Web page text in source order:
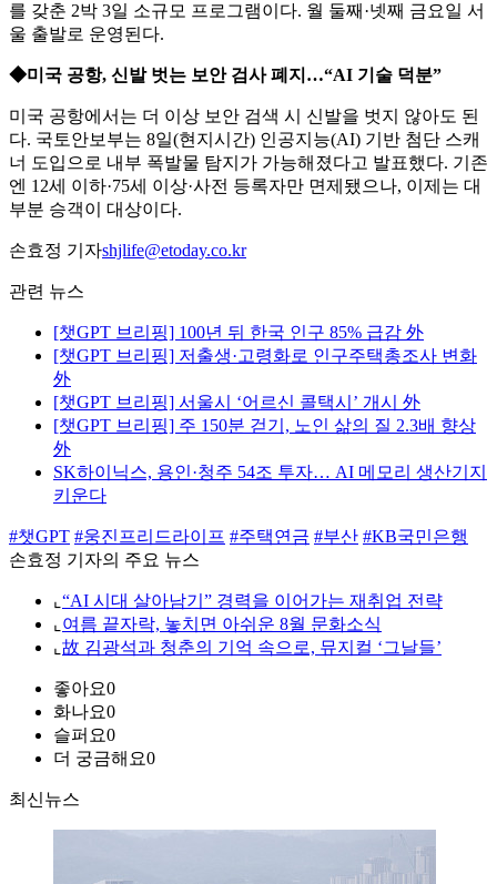
를 갖춘 2박 3일 소규모 프로그램이다. 월 둘째·넷째 금요일 서
울 출발로 운영된다.
◆미국 공항, 신발 벗는 보안 검사 폐지…“AI 기술 덕분”
미국 공항에서는 더 이상 보안 검색 시 신발을 벗지 않아도 된
다. 국토안보부는 8일(현지시간) 인공지능(AI) 기반 첨단 스캐
너 도입으로 내부 폭발물 탐지가 가능해졌다고 발표했다. 기존
엔 12세 이하·75세 이상·사전 등록자만 면제됐으나, 이제는 대
부분 승객이 대상이다.
손효정 기자shjlife@etoday.co.kr
관련 뉴스
[챗GPT 브리핑] 100년 뒤 한국 인구 85% 급감 外
[챗GPT 브리핑] 저출생·고령화로 인구주택총조사 변화
外
[챗GPT 브리핑] 서울시 ‘어르신 콜택시’ 개시 外
[챗GPT 브리핑] 주 150분 걷기, 노인 삶의 질 2.3배 향상
外
SK하이닉스, 용인·청주 54조 투자… AI 메모리 생산기지
키운다
#챗GPT #웅진프리드라이프 #주택연금 #부산 #KB국민은행
손효정 기자의 주요 뉴스
⌞ “AI 시대 살아남기” 경력을 이어가는 재취업 전략
⌞ 여름 끝자락, 놓치면 아쉬운 8월 문화소식
⌞ 故 김광석과 청춘의 기억 속으로, 뮤지컬 ‘그날들’
좋아요0
화나요0
슬퍼요0
더 궁금해요0
최신뉴스